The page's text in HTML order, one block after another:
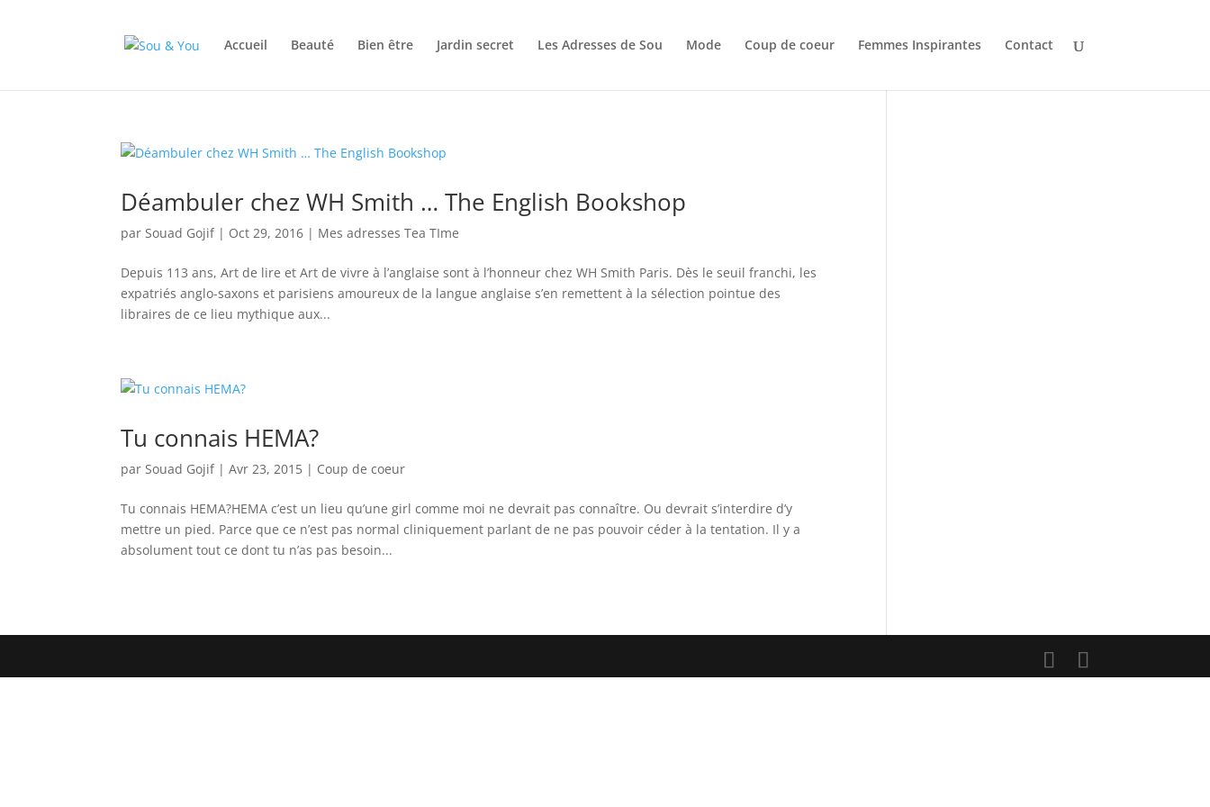
Accueil Beauté Bien être Jardin secret Les Adresses de Sou Mode Coup de coeur Femmes Inspirantes Contact
Déambuler chez WH Smith … The English Bookshop
parSouad Gojif| Oct 29, 2016 | Mes adresses Tea TIme
Depuis 113 ans, Art de lire et Art de vivre à l’anglaise sont à l’honneur chez WH Smith Paris. Dès le seuil franchi, les
expatriés anglo-saxons et parisiens amoureux de la langue anglaise s’en remettent à la sélection pointue des
libraires de ce lieu mythique aux...
Tu connais HEMA?
parSouad Gojif|Avr 23, 2015 | Coup de coeur
Tu connais HEMA?HEMA c’est un lieu qu’une girl comme moi ne devrait pas connaître. Ou devrait s’interdire d’y
mettre un pied. Parce que ce n’est pas normal cliniquement parlant de ne pas pouvoir céder à la tentation. Il y a
absolument tout ce dont tu n’as pas besoin...